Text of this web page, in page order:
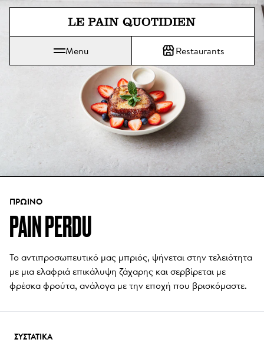
Μετάβαση απευθείας στο κύριο
Το Le Pain Quotidien σημαίνει Το Καθημερινό Ψωμί
Menu Restaurants
ΠΡΩΙΝΌ
PAIN PERDU
Το αντιπροσωπευτικό μας μπριός, ψήνεται στην τελειότητα
με μια ελαφριά επικάλυψη ζάχαρης και σερβίρεται με
φρέσκα φρούτα, ανάλογα με την εποχή που βρισκόμαστε.
ΣΥΣΤΑΤΙΚΆ